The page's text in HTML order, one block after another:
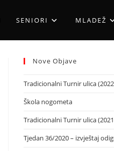
SENIORI MLADEŽ
Nove Objave
Tradicionalni Turnir ulica
Škola nogometa
Tradicionalni Turnir ulica
Tjedan 36/2020 – izvještaj